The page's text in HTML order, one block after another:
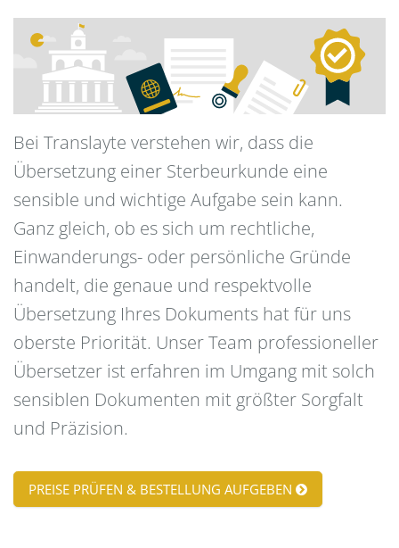
Bei Translayte verstehen wir, dass die
Übersetzung einer Sterbeurkunde eine
sensible und wichtige Aufgabe sein kann.
Ganz gleich, ob es sich um rechtliche,
Einwanderungs- oder persönliche Gründe
handelt, die genaue und respektvolle
Übersetzung Ihres Dokuments hat für uns
oberste Priorität. Unser Team professioneller
Übersetzer ist erfahren im Umgang mit solch
sensiblen Dokumenten mit größter Sorgfalt
und Präzision.
PREISE PRÜFEN & BESTELLUNG AUFGEBEN